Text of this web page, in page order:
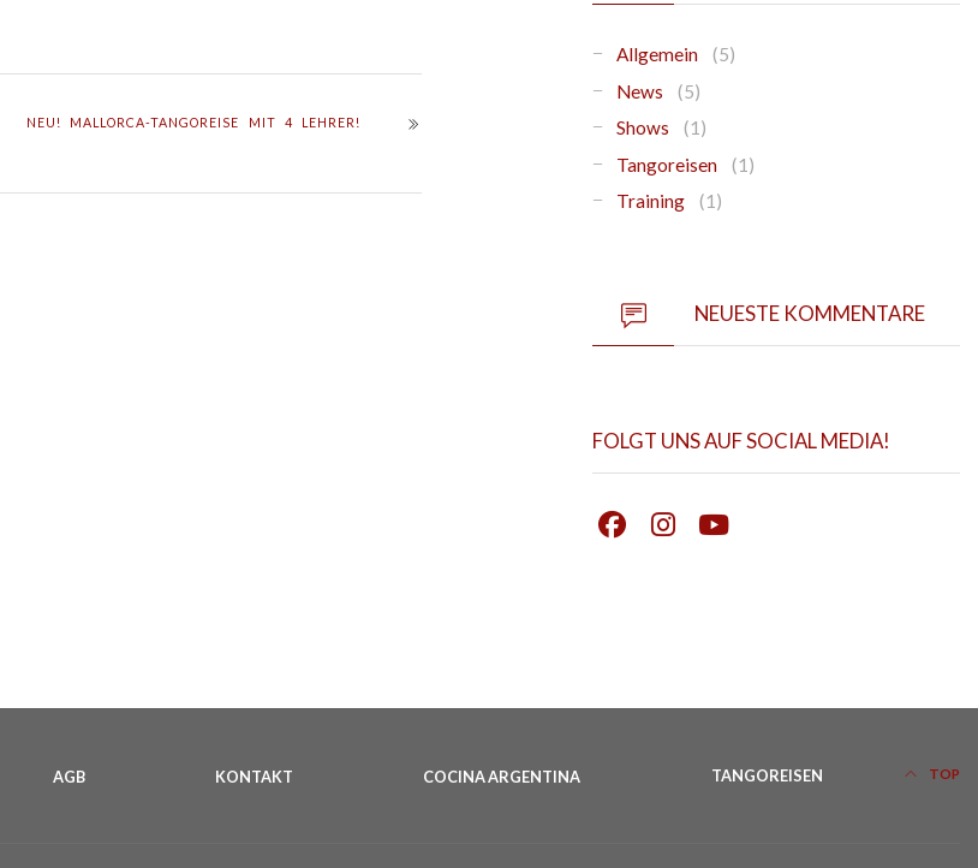
NEU! MALLORCA-TANGOREISE MIT 4 LEHRER!
Allgemein
(5)
News
(5)
Shows
(1)
Tangoreisen
(1)
Training
(1)
NEUESTE KOMMENTARE
FOLGT UNS AUF SOCIAL MEDIA!
AGB KONTAKT COCINA ARGENTINA TANGOREISEN TOP